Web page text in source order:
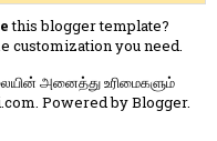
this blogger template?
customization you need.
அனைத்து உரிமைகளும்
Powered byBlogger.